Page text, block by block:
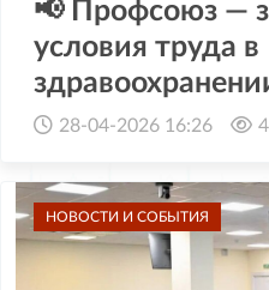
📢 Профсоюз —
условия труда в
28-04-2026 16:26 4
НОВОСТИ И СОБЫТИЯ